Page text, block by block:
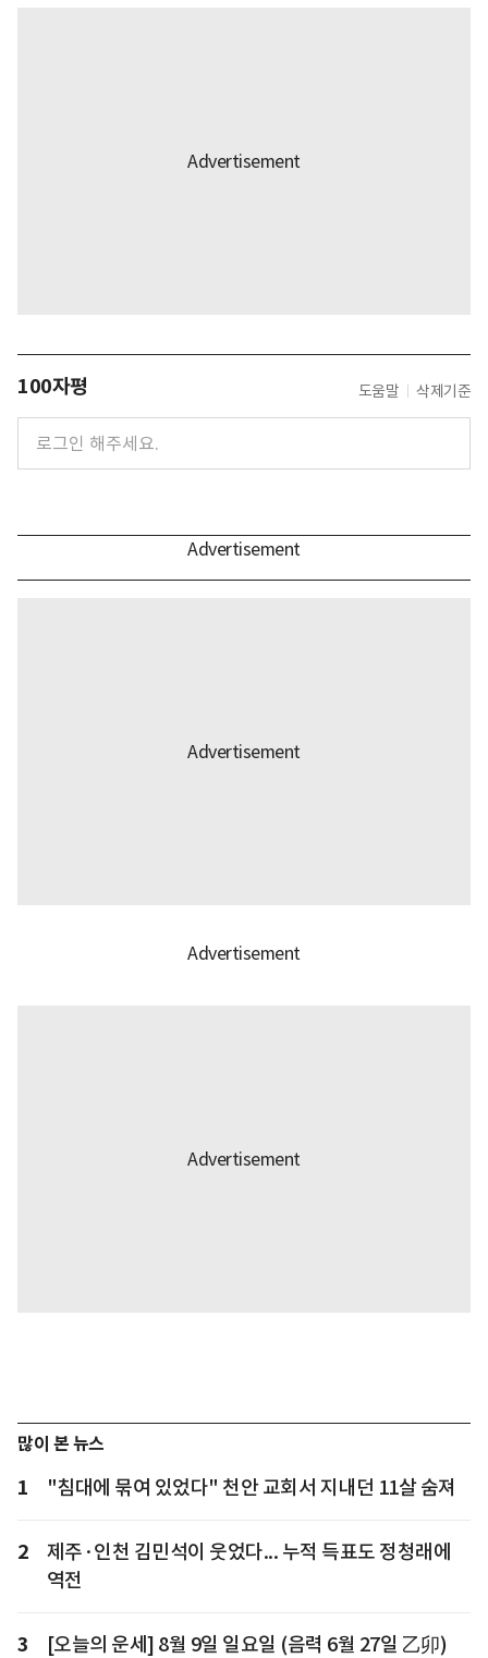
100자평 도움말 삭제기준
많이 본 뉴스
1 "침대에 묶여 있었다" 천안 교회서 지내던 11살 숨져
2
제주·인천 김민석이 웃었다... 누적 득표도 정청래에
역전
3 [오늘의 운세] 8월 9일 일요일 (음력 6월 27일 乙卯)